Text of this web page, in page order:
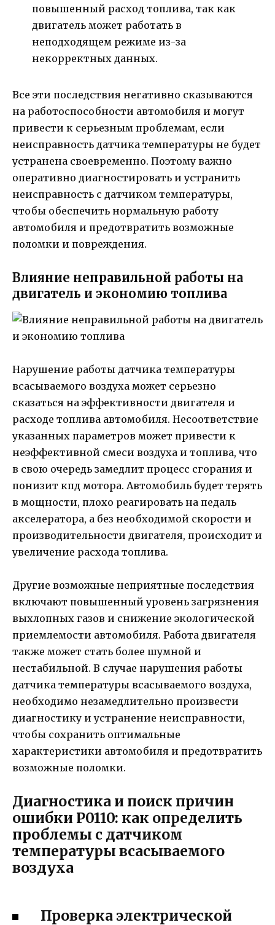
повышенный расход топлива, так как
двигатель может работать в
неподходящем режиме из-за
некорректных данных.
Все эти последствия негативно сказываются
на работоспособности автомобиля и могут
привести к серьезным проблемам, если
неисправность датчика температуры не будет
устранена своевременно. Поэтому важно
оперативно диагностировать и устранить
неисправность с датчиком температуры,
чтобы обеспечить нормальную работу
автомобиля и предотвратить возможные
поломки и повреждения.
Влияние неправильной работы на
двигатель и экономию топлива
Нарушение работы датчика температуры
всасываемого воздуха может серьезно
сказаться на эффективности двигателя и
расходе топлива автомобиля. Несоответствие
указанных параметров может привести к
неэффективной смеси воздуха и топлива, что
в свою очередь замедлит процесс сгорания и
понизит кпд мотора. Автомобиль будет терять
в мощности, плохо реагировать на педаль
акселератора, а без необходимой скорости и
производительности двигателя, происходит и
увеличение расхода топлива.
Другие возможные неприятные последствия
включают повышенный уровень загрязнения
выхлопных газов и снижение экологической
приемлемости автомобиля. Работа двигателя
также может стать более шумной и
нестабильной. В случае нарушения работы
датчика температуры всасываемого воздуха,
необходимо незамедлительно произвести
диагностику и устранение неисправности,
чтобы сохранить оптимальные
характеристики автомобиля и предотвратить
возможные поломки.
Диагностика и поиск причин
ошибки P0110: как определить
проблемы с датчиком
температуры всасываемого
воздуха
Проверка электрической